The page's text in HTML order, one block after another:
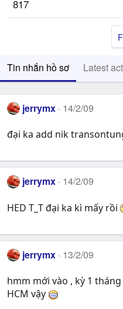
817
Tin nhắn hồ sơ Latest
jerrymx 14/2/09
đại ka add nik
jerrymx 14/2/09
HED T_T đại ka kì mấy rồi
jerrymx 13/2/09
hmm mới vào , kỳ 1
HCM vậy